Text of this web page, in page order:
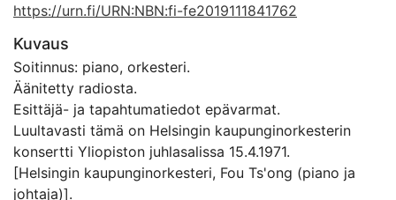
https://urn.fi/URN:NBN:fi-fe2019111841762
Kuvaus
Soitinnus: piano, orkesteri.
Äänitetty radiosta.
Esittäjä- ja tapahtumatiedot epävarmat.
Luultavasti tämä on Helsingin kaupunginorkesterin
konsertti Yliopiston juhlasalissa 15.4.1971.
[Helsingin kaupunginorkesteri, Fou Ts'ong (piano ja
johtaja)].